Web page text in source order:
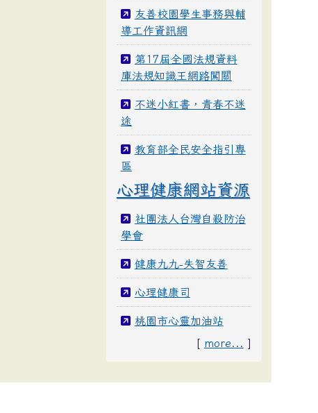
友善校園學生事務與輔
導工作資訊網
第17屆全國法規資料
庫法規知識王網路闖關
不迷小紅書，青春不迷
途
教育部全民安全指引專
區
心理健康網站資源
社團法人台灣自殺防治
學會
健康九九-失智友善
心理健康司
桃園市心靈加油站
[ more... ]